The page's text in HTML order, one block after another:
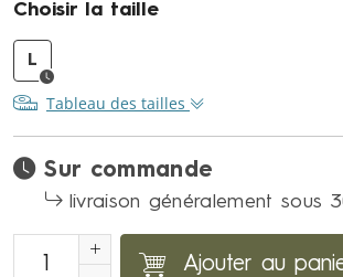
Choisir la taille
L
Tableau des tailles
Sur commande
livraison généralement sous
Ajouter au